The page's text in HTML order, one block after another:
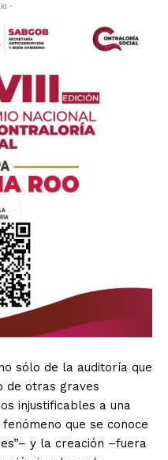
-
sólo de la auditoría que
de otras graves
injustificables a una
que se conoce
y la creación –fuera